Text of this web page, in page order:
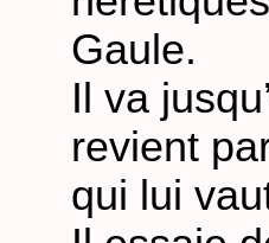
Gaule.
Il va
revient
qui lui